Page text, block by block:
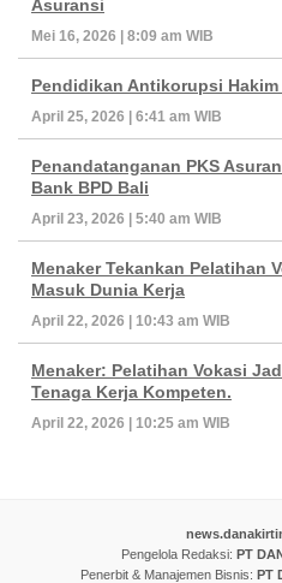
Asuransi
Mei 16, 2026 | 8:09 am WIB
Pendidikan Antikorupsi
April 25, 2026 | 6:41 am WIB
Penandatanganan PKS
Bank BPD Bali
April 23, 2026 | 5:40 am WIB
Menaker Tekankan Pelatihan
Masuk Dunia Kerja
April 22, 2026 | 10:43 am WIB
Menaker: Pelatihan Vokasi
Tenaga Kerja Kompeten.
April 22, 2026 | 10:25 am WIB
Pengelola Redaksi: PT
Penerbit & Manajemen Bisnis: PT